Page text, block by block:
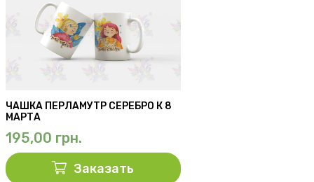
ЧАШКА ПЕРЛАМУТР СЕРЕБРО К 8
МАРТА
195,00 грн.
Заказать